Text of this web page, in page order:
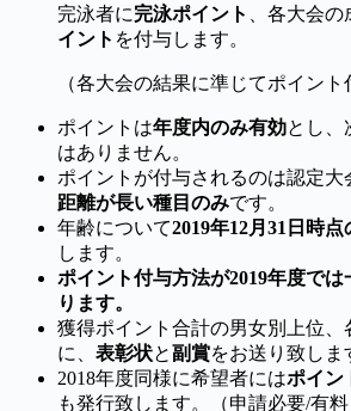
完泳者に完泳ポイント 、各大会
イント を付与します。
（各大会の結果に準じてポイント
ポイントは年度内のみ有効とし、
はありません。
ポイントが付与されるのは認定大
距離が長い種目のみです。
年齢について2019年12月31日時点
します。
ポイント付与方法が2019年度で
ります。
獲得ポイント合計の男女別上位、
に、 表彰状と副賞をお送り致しま
2018年度同様に希望者にはポイン
も発行致します。（申請必要/有料